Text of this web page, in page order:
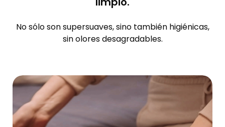
No sólo son supersuaves, sino también higiénicas,
sin olores desagradables.